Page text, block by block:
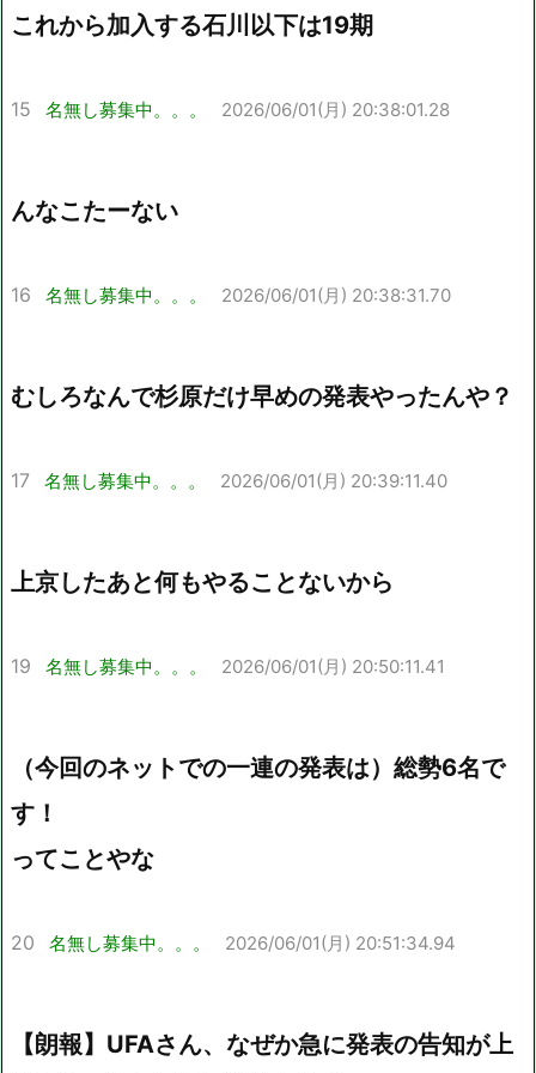
これから加入する石川以下は19期
15 名無し募集中。。。 2026/06/01(月) 20:38:01.28
んなこたーない
16 名無し募集中。。。 2026/06/01(月) 20:38:31.70
むしろなんで杉原だけ早めの発表やったんや？
17 名無し募集中。。。 2026/06/01(月) 20:39:11.40
上京したあと何もやることないから
19 名無し募集中。。。 2026/06/01(月) 20:50:11.41
（今回のネットでの一連の発表は）総勢6名で
す！
ってことやな
20 名無し募集中。。。 2026/06/01(月) 20:51:34.94
【朗報】UFAさん、なぜか急に発表の告知が上